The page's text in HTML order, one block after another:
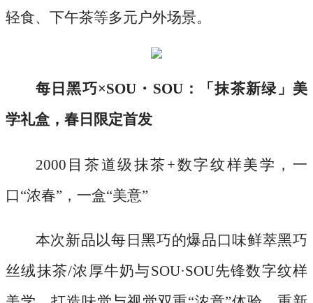
轻食、下午茶等多元户外场景。
每日黑巧×SOU・SOU：「抹茶新绿」美
学礼盒，春日限定首发
2000目茶道级抹茶+数字纹样美学，一
口“浓春”，一盒“美意”
本次新品以每日黑巧的爆品口味鲜萃黑巧
丝绒抹茶/浓厚牛奶与SOU·SOU先锋数字纹样